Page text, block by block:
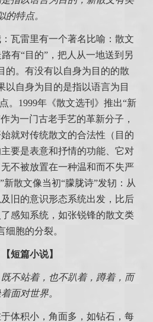
的特点。
瓦雷里有一个著名比喻：散文
有“目的”，把人从一地送到另
的。有没有以自身为目的的散
以自身为目的是指以语言为目
。1999年《散文选刊》推出“新
为一门古老手艺的革新分子，
就对传统散文的合法性（目的
要是表意和抒情的功能、它对
不被放置在一种温和而不失严
新散文像当初“朦胧诗”发轫：从
旧的意识形态系统出发，比后
感知系统，如张锐锋的散文类
细胞的分裂。
【短篇小说】
不站着，也不趴着，蹲着，而
面对世界。
体积小，角面多，如钻石，每